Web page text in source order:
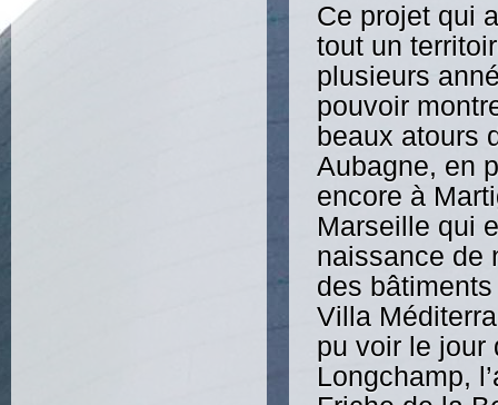
Ce projet qui
tout un
plusieurs
pouvoir
beaux atours
Aubagne, en
encore à
Marseille qui
naissance de
des
Villa
pu voir le jour
Longchamp,